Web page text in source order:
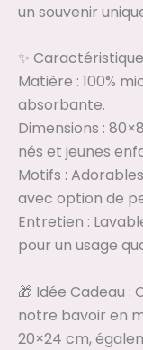
un souvenir
✨
Matière : 100%
absorbante.
Dimensions :
nés et jeunes
Motifs :
avec option de
Entretien :
pour un usage
🎁 Idée Cadeau
notre bavoir en
20×24 cm,